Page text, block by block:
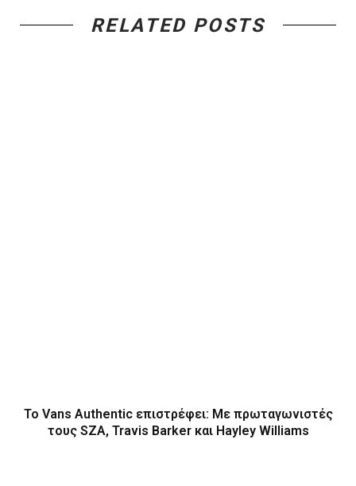
RELATED POSTS
Το Vans Authentic επιστρέφει: Με πρωταγωνιστές
τους SZA, Travis Barker και Hayley Williams